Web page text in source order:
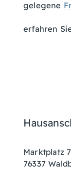
gelegene
erfahren
Marktplatz 7
76337